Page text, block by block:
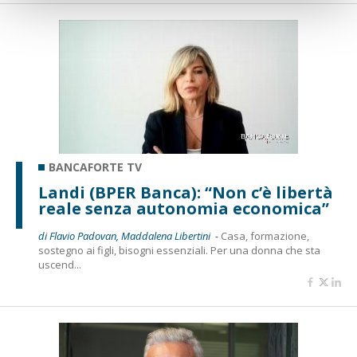
BANCAFORTE TV
Landi (BPER Banca): “Non c’è libertà
reale senza autonomia economica”
di Flavio Padovan, Maddalena Libertini - Casa, formazione,
sostegno ai figli, bisogni essenziali. Per una donna che sta
uscend...